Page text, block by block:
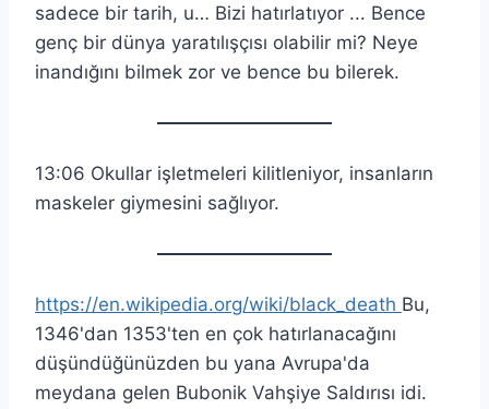
sadece bir tarih, u… Bizi hatırlatıyor ... Bence
genç bir dünya yaratılışçısı olabilir mi? Neye
inandığını bilmek zor ve bence bu bilerek.
13:06 Okullar işletmeleri kilitleniyor, insanların
maskeler giymesini sağlıyor.
https://en.wikipedia.org/wiki/black_death Bu,
1346'dan 1353'ten en çok hatırlanacağını
düşündüğünüzden bu yana Avrupa'da
meydana gelen Bubonik Vahşiye Saldırısı idi.